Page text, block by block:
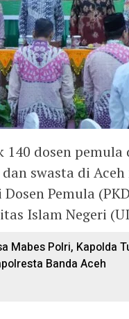
140 dosen
swasta di
Pemula
Islam Negeri
Mabes Polri, Kapolda
Banda Aceh